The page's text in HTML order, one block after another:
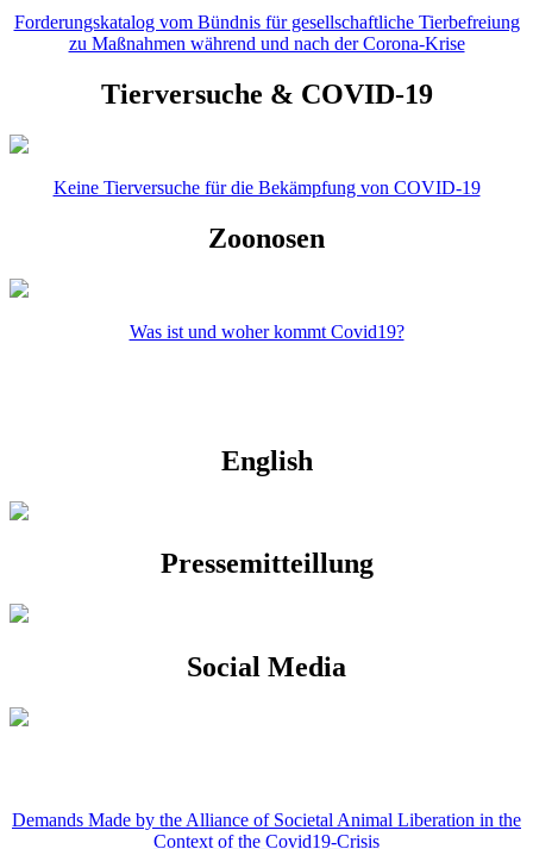
Forderungskatalog vom Bündnis für gesellschaftliche Tierbefreiung
zu Maßnahmen während und nach der Corona-Krise
Tierversuche & COVID-19
Keine Tierversuche für die Bekämpfung von COVID-19
Zoonosen
Was ist und woher kommt Covid19?
English
Pressemitteillung
Social Media
Demands Made by the Alliance of Societal Animal Liberation in the
Context of the Covid19-Crisis